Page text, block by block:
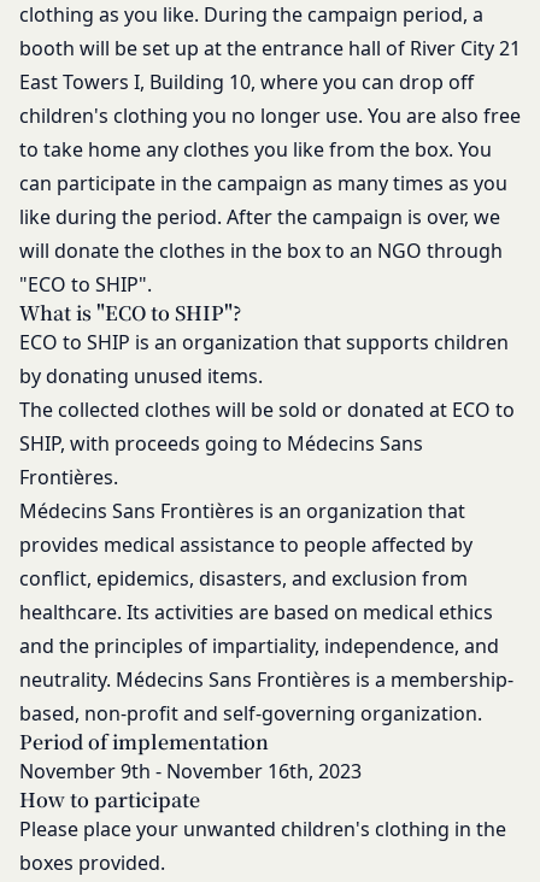
clothing as you like. During the campaign period, a
booth will be set up at the entrance hall of River City 21
East Towers I, Building 10, where you can drop off
children's clothing you no longer use. You are also free
to take home any clothes you like from the box. You
can participate in the campaign as many times as you
like during the period. After the campaign is over, we
will donate the clothes in the box to an NGO through
"ECO to SHIP".
What is "ECO to SHIP"?
ECO to SHIP is an organization that supports children
by donating unused items.
The collected clothes will be sold or donated at ECO to
SHIP, with proceeds going to Médecins Sans
Frontières.
Médecins Sans Frontières is an organization that
provides medical assistance to people affected by
conflict, epidemics, disasters, and exclusion from
healthcare. Its activities are based on medical ethics
and the principles of impartiality, independence, and
neutrality. Médecins Sans Frontières is a membership-
based, non-profit and self-governing organization.
Period of implementation
November 9th - November 16th, 2023
How to participate
Please place your unwanted children's clothing in the
boxes provided.
当社は、管理担当役員を利用者情報管理責任者と
し、利用者情報の適正な管理及び継続的な改善を実
施します。
免責
当社は、以下の場合には、何らの責任を負いませ
ん。
お客様ご本人が本サービスの機能又は別の手段を用
いて第三者に利用者情報を明らかにした場合
お客様が自ら本サービス上に入力した情報等によ
り、個人を識別し得る状態に至った場合
改善
当社は、利用者情報の取扱いに関する運用状況を適
宜見直し、継続的な改善に努めるものとし、必要に
応じて、本ポリシーをお客様の事前の了承を得るこ
となく変更することがあります。変更後の本ポリシ
ーについては、当社が別途定める場合を除いて、当
社ウェブサイトでの公示後、すぐに効力が発生する
ものとします。但し、法令上お客様の同意が必要と
なるような内容の変更を行うときは、当社が定める
方法により、お客様の同意を取得するものとしま
す。
その他の注意事項
当社が提供するサービスは、当社が管理するサービ
ス以外のサービスへのリンクを含む場合があり、こ
れら外部サービスにおける内容や利用者情報の保護
については、当社は一切責任を負いません。
発効日：2021年9月1日
当社は、当社所定の方法により会員のお客様IDお
よびパスワードの一致を確認した場合、当該お客様
IDおよびパスワードに基づく会員が、本サービス
を利用したものとみなし、その場合の責任は全て当
該会員に帰属するものとします。
第7条（会員の退会）
会員は、当社所定の退会手続の完了により、会員登
録を抹消することができます。
第8条（禁止事項）
会員は、本サービスの利用に際して、以下の各号の
いずれかに該当する行為または該当するおそれのあ
る行為を行ってはならないものとします。
本規約および法令に違反する行為、犯罪に結び
つく行為または公序良俗に反する行為
会員登録または登録内容の変更の際に虚偽の会
員情報を入力する行為
本サービスの運営を妨害するおそれのある行為
または本サービスに支障を生じさせるおそれの
ある行為
当社または第三者の財産権、プライバシー権、
著作権等の知的財産権、その他の権利または利
益を侵害する行為
当社または第三者を誹謗、中傷する行為
当社もしくは第三者に対して、迷惑、不利益ま
たは損害を与える行為
お客様IDおよびパスワードを不正に使用する行
同業者の再販など、営利目的で商品等を購入す
る行為